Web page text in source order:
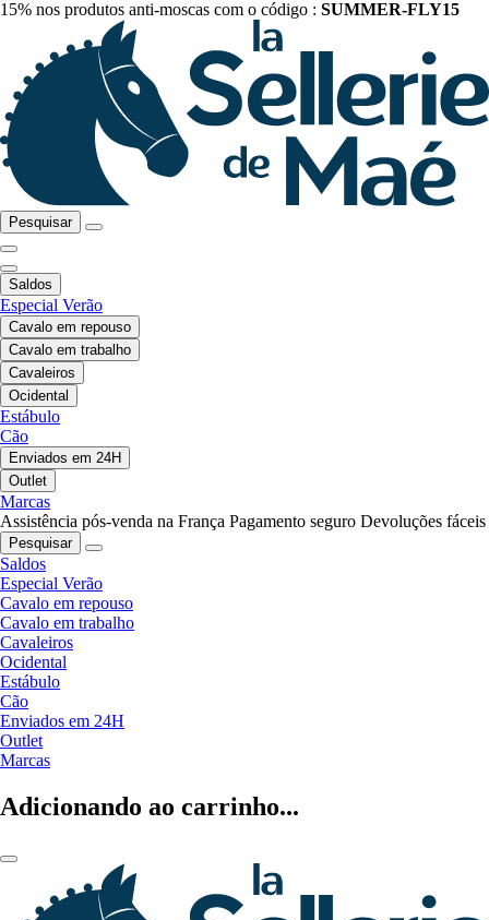
15% nos produtos anti-moscas com o código : SUMMER-FLY15
Pesquisar
Saldos
Especial Verão
Cavalo em repouso
Cavalo em trabalho
Cavaleiros
Ocidental
Estábulo
Cão
Enviados em 24H
Outlet
Marcas
Assistência pós-venda na França Pagamento seguro Devoluções fáceis
Pesquisar
Saldos
Especial Verão
Cavalo em repouso
Cavalo em trabalho
Cavaleiros
Ocidental
Estábulo
Cão
Enviados em 24H
Outlet
Marcas
Adicionando ao carrinho...